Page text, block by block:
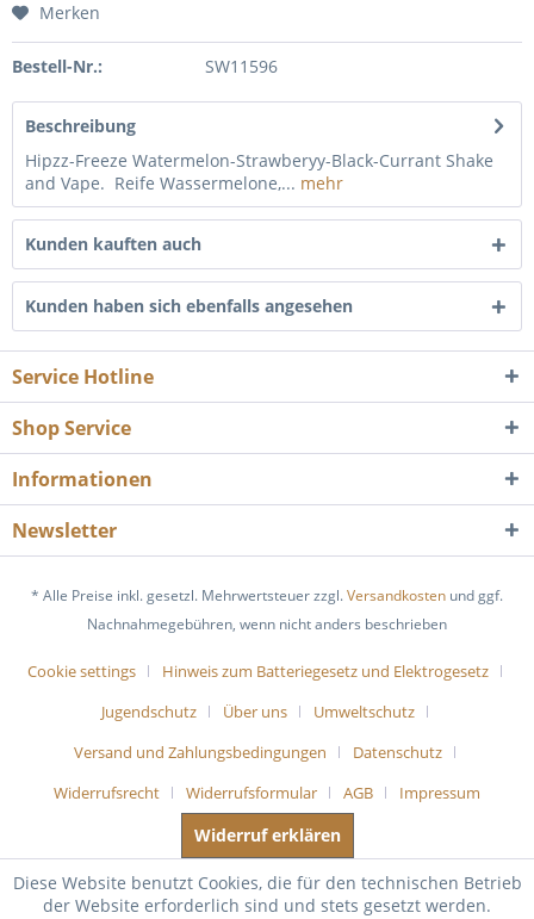
Merken
Bestell-Nr.: SW11596
Beschreibung
Hipzz-Freeze Watermelon-Strawberyy-Black-Currant Shake
and Vape. Reife Wassermelone,... mehr
Kunden kauften auch
Kunden haben sich ebenfalls angesehen
Service Hotline
Shop Service
Informationen
Newsletter
* Alle Preise inkl. gesetzl. Mehrwertsteuer zzgl.Versandkosten und ggf.
Nachnahmegebühren, wenn nicht anders beschrieben
Cookie settings
Hinweis zum Batteriegesetz und Elektrogesetz
Jugendschutz
Über uns
Umweltschutz
Versand und Zahlungsbedingungen
Datenschutz
Widerrufsrecht
Widerrufsformular AGB Impressum
Widerruf erklären
Diese Website benutzt Cookies, die für den technischen Betrieb
der Website erforderlich sind und stets gesetzt werden.